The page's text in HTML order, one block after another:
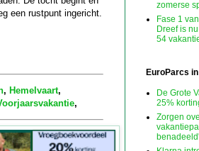
een rustpunt ingericht.
, Hemelvaart,
,
zomerse
Fase 1
Dreef is
54
EuroParcs
De Grote
25%
Zorgen
benadeeld'